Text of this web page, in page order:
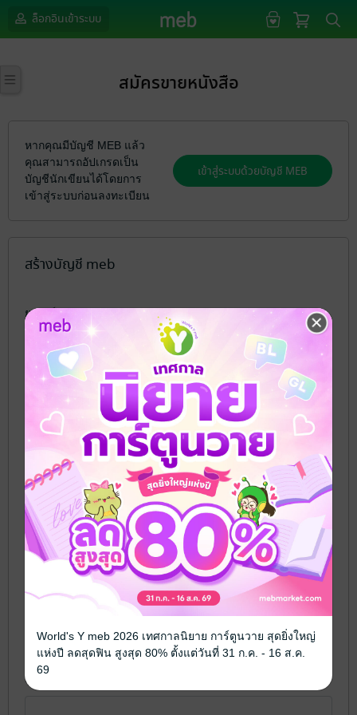
ล็อกอินเข้าระบบ
สมัครขายหนังสือ
หากคุณมีบัญชี MEB แล้ว
คุณสามารถอัปเกรดเป็น
บัญชีนักเขียนได้โดยการ
เข้าสู่ระบบก่อนลงทะเบียน
สร้างบัญชี meb
ยูเซอร์เนม
ต้องมีไม่ต่ำกว่า 4 ตัวอักษร และยาวไม่เกิน 32 ตัวอักษร และใช้ตัวอักษร
ภาษาอังกฤษ a ถึง z, A ถึง Z หรือเครื่องหมาย _-@.
พาสเวิร์ด
ระบุอย่างน้อย 8 ตัว
ยืนยันพาสเวิร์ด*
อีเมล
ชื่อที่ใช้แสดงความคิดเห็น
World's Y meb 2026 เทศกาลนิยาย การ์ตูนวาย สุดยิ่งใหญ่
แห่งปี ลดสุดฟิน สูงสุด 80% ตั้งแต่วันที่ 31 ก.ค. - 16 ส.ค.
69